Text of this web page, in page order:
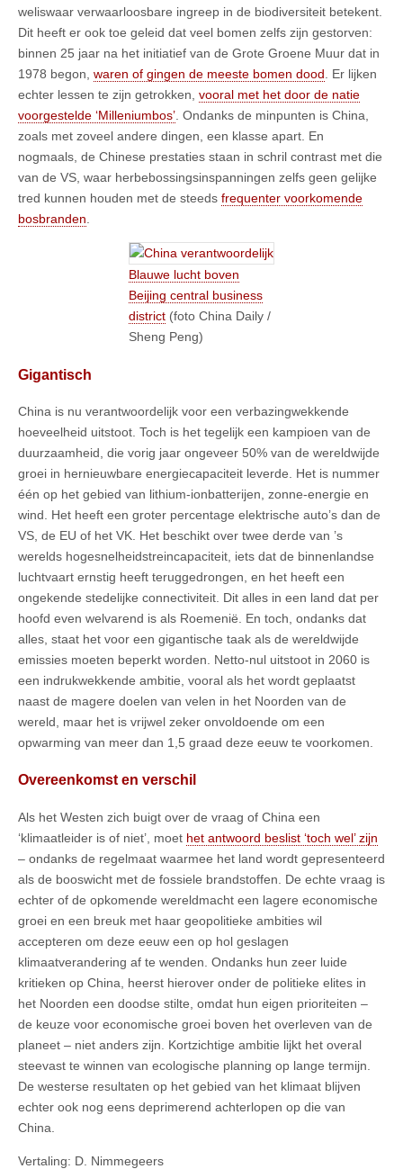
weliswaar verwaarloosbare ingreep in de biodiversiteit betekent.
Dit heeft er ook toe geleid dat veel bomen zelfs zijn gestorven:
binnen 25 jaar na het initiatief van de Grote Groene Muur dat in
1978 begon, waren of gingen de meeste bomen dood. Er lijken
echter lessen te zijn getrokken, vooral met het door de natie
voorgestelde ‘Milleniumbos’. Ondanks de minpunten is China,
zoals met zoveel andere dingen, een klasse apart. En
nogmaals, de Chinese prestaties staan ​​in schril contrast met die
van de VS, waar herbebossingsinspanningen zelfs geen gelijke
tred kunnen houden met de steeds frequenter voorkomende
bosbranden.
Blauwe lucht boven
Beijing central business
district (foto China Daily /
Sheng Peng)
Gigantisch
China is nu verantwoordelijk voor een verbazingwekkende
hoeveelheid uitstoot. Toch is het tegelijk een kampioen van de
duurzaamheid, die vorig jaar ongeveer 50% van de wereldwijde
groei in hernieuwbare energiecapaciteit leverde. Het is nummer
één op het gebied van lithium-ionbatterijen, zonne-energie en
wind. Het heeft een groter percentage elektrische auto’s dan de
VS, de EU of het VK. Het beschikt over twee derde van ’s
werelds hogesnelheidstreincapaciteit, iets dat de binnenlandse
luchtvaart ernstig heeft teruggedrongen, en het heeft een
ongekende stedelijke connectiviteit. Dit alles in een land dat per
hoofd even welvarend is als Roemenië. En toch, ondanks dat
alles, staat het voor een gigantische taak als de wereldwijde
emissies moeten beperkt worden. Netto-nul uitstoot in 2060 is
een indrukwekkende ambitie, vooral als het wordt geplaatst
naast de magere doelen van velen in het Noorden van de
wereld, maar het is vrijwel zeker onvoldoende om een ​​
opwarming van meer dan 1,5 graad deze eeuw te voorkomen.
Overeenkomst en verschil
Als het Westen zich buigt over de vraag of China een
‘klimaatleider is of niet’, moet het antwoord beslist ‘toch wel’ zijn
– ondanks de regelmaat waarmee het land wordt gepresenteerd
als de booswicht met de fossiele brandstoffen. De echte vraag is
echter of de opkomende wereldmacht een lagere economische
groei en een breuk met haar geopolitieke ambities wil
accepteren om deze eeuw een op hol geslagen
klimaatverandering af te wenden. Ondanks hun zeer luide
kritieken op China, heerst hierover onder de politieke elites in
het Noorden een doodse stilte, omdat hun eigen prioriteiten –
de keuze voor economische groei boven het overleven van de
planeet – niet anders zijn. Kortzichtige ambitie lijkt het overal
steevast te winnen van ecologische planning op lange termijn.
De westerse resultaten op het gebied van het klimaat blijven
echter ook nog eens deprimerend achterlopen op die van
China.
Vertaling: D. Nimmegeers